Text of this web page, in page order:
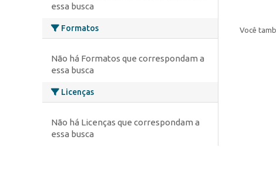
essa busca
Formatos
Não há Formatos que correspondam a
essa busca
Licenças
Não há Licenças que correspondam a
essa busca
Você